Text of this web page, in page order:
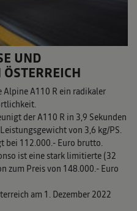
UND
A110 R ein radikaler
der A110 R in 3,9 Sekunden
von 3,6 kg/PS.
bei 112.000.- Euro brutto.
ist eine stark limitierte (32
zum Preis von 148.000.- Euro
am 1. Dezember 2022